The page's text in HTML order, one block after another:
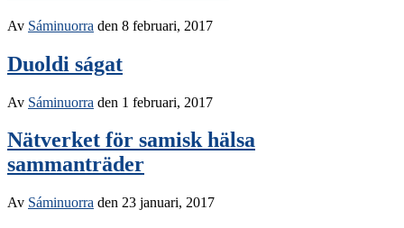
Av Sáminuorra den 8 februari, 2017
Duoldi ságat
Av Sáminuorra den 1 februari, 2017
Nätverket för samisk hälsa
sammanträder
Av Sáminuorra den 23 januari, 2017